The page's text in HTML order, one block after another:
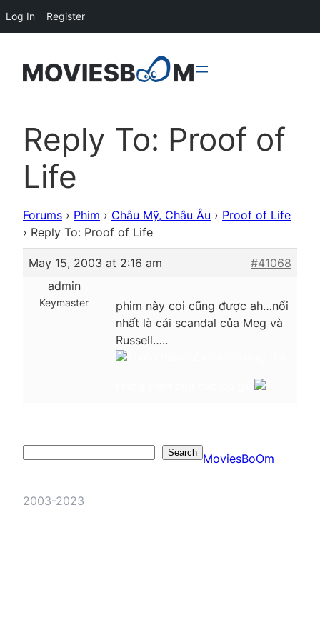
Reply To: Proof of
Life
Forums › Phim › Châu Mỹ, Châu Âu › Proof of Life
› Reply To: Proof of Life
May 15, 2003 at 2:16 am
#41068
admin
Keymaster
phim này coi cũng được ah…nổi
nhất là cái scandal của Meg và
Russell…..
Search MoviesBoOm
2003-2023
Log In Register